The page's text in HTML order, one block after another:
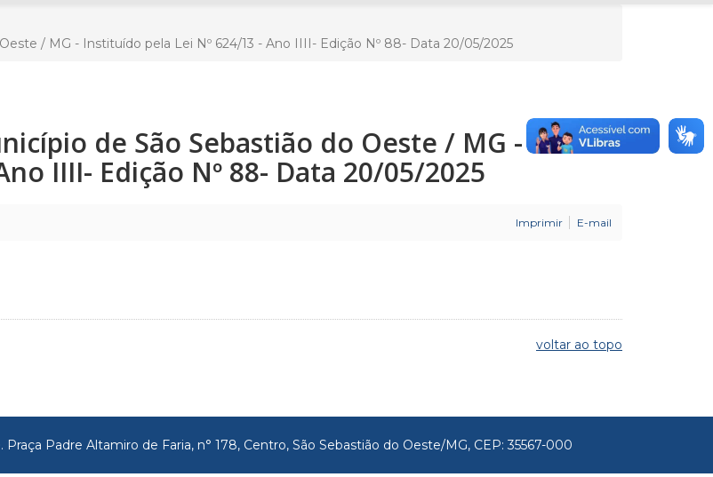
/ MG - Instituído pela Lei Nº 624/13 - Ano IIII- Edição Nº 88- Data 20/05/2025
de São Sebastião do Oeste / MG -
IIII- Edição Nº 88- Data 20/05/2025
Imprimir E-mail
voltar ao topo
Padre Altamiro de Faria, n° 178, Centro, São Sebastião do Oeste/MG, CEP: 35567-000